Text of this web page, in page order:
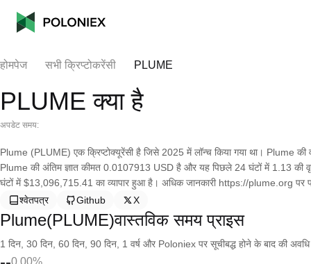
होमपेज सभी क्रिप्टोकरेंसी PLUME
PLUME क्या है
अपडेट समय:
Plume (PLUME) एक क्रिप्टोक्यूरेंसी है जिसे 2025 में लॉन्च किया गया था। Plume
Plume की अंतिम ज्ञात कीमत 0.0107913 USD है और यह पिछले 24 घंटों में 1.13 की
घंटों में $13,096,715.41 का व्यापार हुआ है। अधिक जानकारी https://plume.org पर
श्वेतपत्र
Github X
Plume(PLUME)वास्तविक समय प्राइस
1 दिन, 30 दिन, 60 दिन, 90 दिन, 1 वर्ष और Poloniex पर सूचीबद्ध होने के बाद की
0.00%